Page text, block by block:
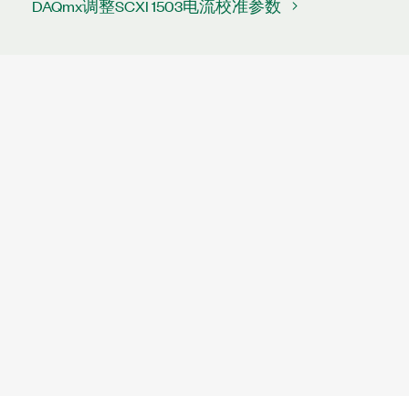
DAQmx调整SCXI 1503电流校准参数